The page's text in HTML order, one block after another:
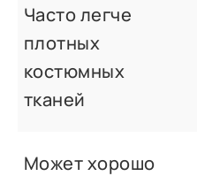
Часто легче
плотных
костюмных
тканей
Может хорошо